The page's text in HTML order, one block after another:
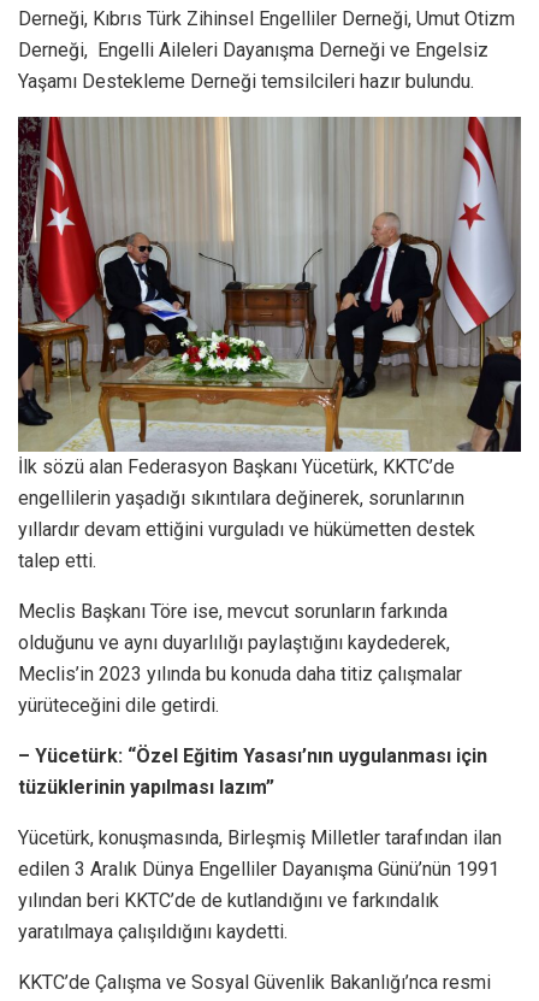
Derneği, Kıbrıs Türk Zihinsel Engelliler Derneği, Umut Otizm
Derneği, Engelli Aileleri Dayanışma Derneği ve Engelsiz
Yaşamı Destekleme Derneği temsilcileri hazır bulundu.
İlk sözü alan Federasyon Başkanı Yücetürk, KKTC’de
engellilerin yaşadığı sıkıntılara değinerek, sorunlarının
yıllardır devam ettiğini vurguladı ve hükümetten destek
talep etti.
Meclis Başkanı Töre ise, mevcut sorunların farkında
olduğunu ve aynı duyarlılığı paylaştığını kaydederek,
Meclis’in 2023 yılında bu konuda daha titiz çalışmalar
yürüteceğini dile getirdi.
– Yücetürk: “Özel Eğitim Yasası’nın uygulanması için
tüzüklerinin yapılması lazım”
Yücetürk, konuşmasında, Birleşmiş Milletler tarafından ilan
edilen 3 Aralık Dünya Engelliler Dayanışma Günü’nün 1991
yılından beri KKTC’de de kutlandığını ve farkındalık
yaratılmaya çalışıldığını kaydetti.
KKTC’de Çalışma ve Sosyal Güvenlik Bakanlığı’nca resmi